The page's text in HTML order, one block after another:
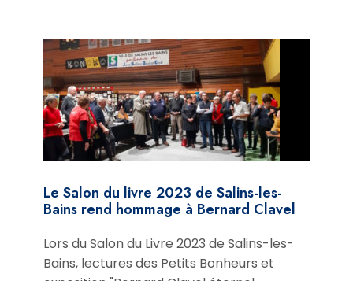
Le Salon du livre 2023 de Salins-les-
Bains rend hommage à Bernard Clavel
Lors du Salon du Livre 2023 de Salins-les-
Bains, lectures des Petits Bonheurs et